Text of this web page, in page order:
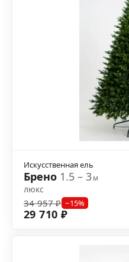
Искусственная ель
Брено 1.5 – 3м
люкс
34 957 ₽ −15%
29 710 ₽